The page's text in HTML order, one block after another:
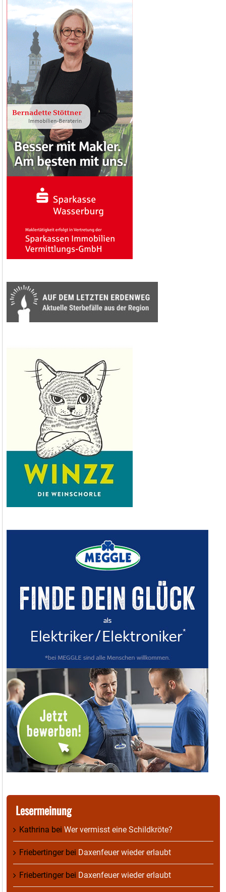
Lesermeinung
Kathrina bei Wer vermisst eine Schildkröte?
Friebertingerbei Daxenfeuer wieder erlaubt
Friebertingerbei Daxenfeuer wieder erlaubt